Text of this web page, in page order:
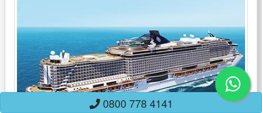
0800 778 4141